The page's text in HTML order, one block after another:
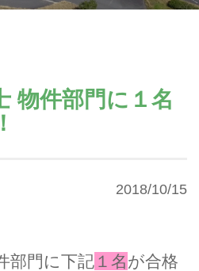
物件部門に１名
2018/10/15
部門に下記 １名が合格